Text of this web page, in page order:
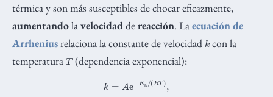
térmica y son más susceptibles de chocar eficazmente,
aumentandolavelocidaddereacción. Laecuación de
Arrheniusrelaciona la constante de velocidad k con la
temperatura T(dependencia exponencial):
k e− Ea/ (RT),